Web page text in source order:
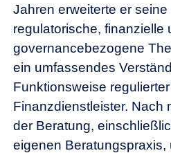
Jahren erweiterte er
regulatorische, finanzielle
governancebezogene
ein umfassendes
Funktionsweise
Finanzdienstleister. Nach
der Beratung,
eigenen Beratungspraxis,